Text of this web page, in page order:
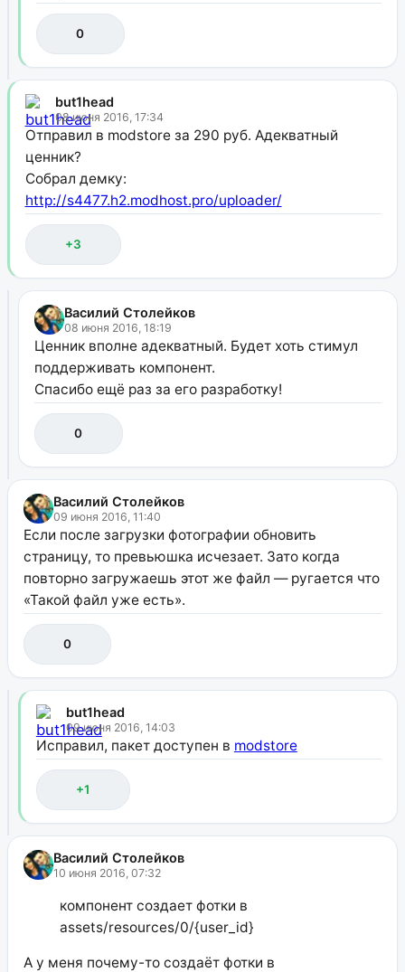
0
but1head
08 июня 2016, 17:34
Отправил в modstore за 290 руб. Адекватный
ценник?
Собрал демку:
http://s4477.h2.modhost.pro/uploader/
+3
Василий Столейков
08 июня 2016, 18:19
Ценник вполне адекватный. Будет хоть стимул
поддерживать компонент.
Спасибо ещё раз за его разработку!
0
Василий Столейков
09 июня 2016, 11:40
Если после загрузки фотографии обновить
страницу, то превьюшка исчезает. Зато когда
повторно загружаешь этот же файл — ругается что
«Такой файл уже есть».
0
but1head
09 июня 2016, 14:03
Исправил, пакет доступен в modstore
+1
Василий Столейков
10 июня 2016, 07:32
компонент создает фотки в
assets/resources/0/{user_id}
А у меня почему-то создаёт фотки в